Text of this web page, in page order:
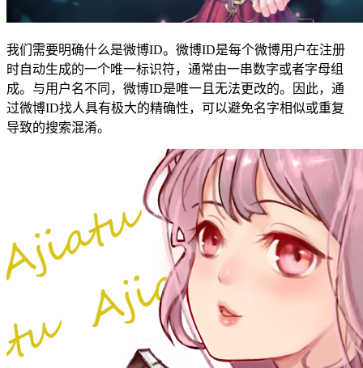
我们需要明确什么是微博ID。微博ID是每个微博用户在注册
时自动生成的一个唯一标识符，通常由一串数字或者字母组
成。与用户名不同，微博ID是唯一且无法更改的。因此，通
过微博ID找人具有极大的精确性，可以避免名字相似或重复
导致的搜索混淆。